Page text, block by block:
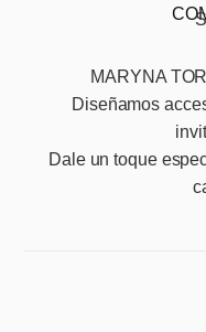
MARYNA
Diseñamos
Dale un toque